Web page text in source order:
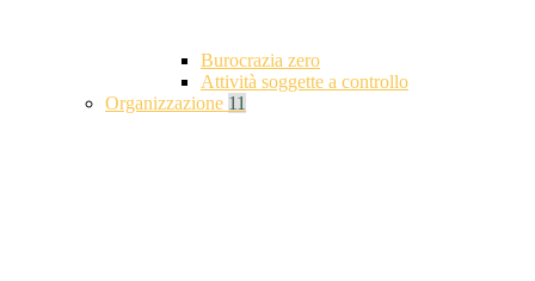
Burocrazia zero
Attività soggette a controllo
Organizzazione 11